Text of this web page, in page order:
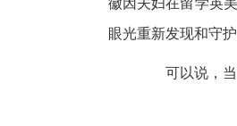
徽因夫妇在留学英
眼光重新发现和守
可以说，当下